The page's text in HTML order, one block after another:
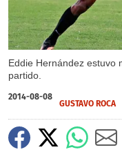
Eddie Hernández estuvo
partido.
2014-08-08
GUSTAVO ROCA